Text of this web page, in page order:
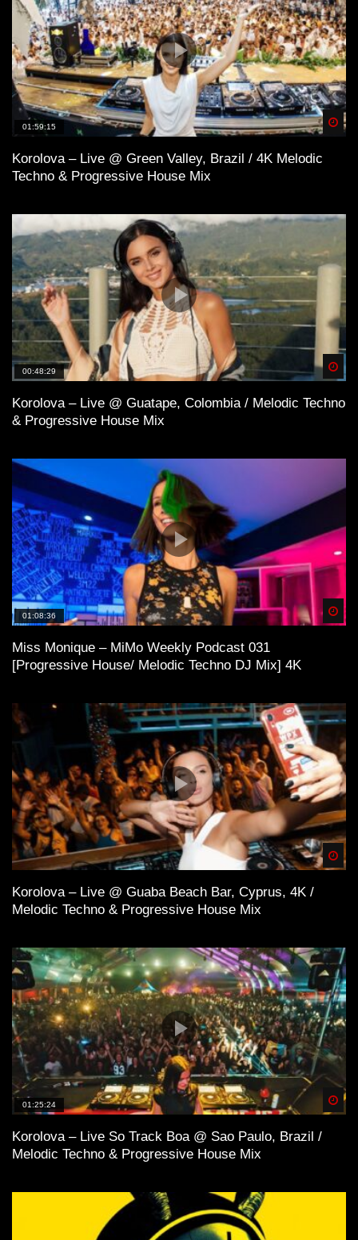
01:59:15
Korolova – Live @ Green Valley, Brazil / 4K Melodic
Techno & Progressive House Mix
00:48:29
Korolova – Live @ Guatape, Colombia / Melodic Techno
& Progressive House Mix
01:08:36
Miss Monique – MiMo Weekly Podcast 031
[Progressive House/ Melodic Techno DJ Mix] 4K
Korolova – Live @ Guaba Beach Bar, Cyprus, 4K /
Melodic Techno & Progressive House Mix
01:25:24
Korolova – Live So Track Boa @ Sao Paulo, Brazil /
Melodic Techno & Progressive House Mix